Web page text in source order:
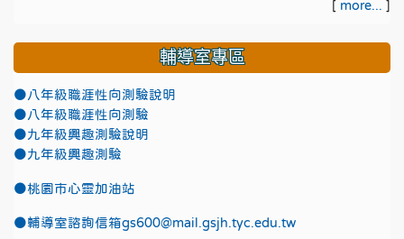
[ more... ]
輔導室專區
●八年級職涯性向測驗說明
●八年級職涯性向測驗
●九年級興趣測驗說明
●九年級興趣測驗
●桃園市心靈加油站
●輔導室諮詢信箱gs600@mail.gsjh.tyc.edu.tw